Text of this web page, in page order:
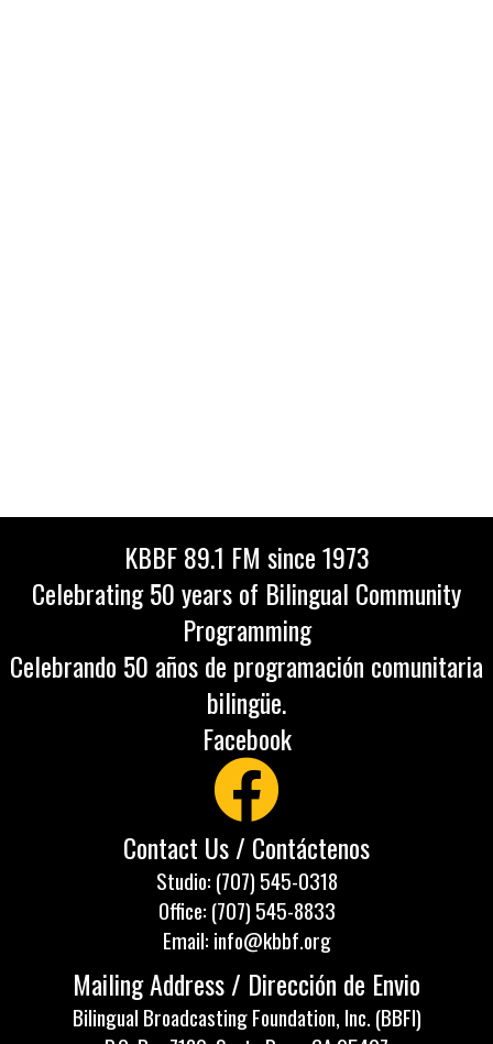
KBBF 89.1 FM since 1973
Celebrating 50 years of Bilingual Community
Programming
Celebrando 50 años de programación comunitaria
bilingüe.
Facebook
Contact Us / Contáctenos
Studio: (707) 545-0318
Office: (707) 545-8833
Email: info@kbbf.org
Mailing Address / Dirección de Envio
Bilingual Broadcasting Foundation, Inc. (BBFI)